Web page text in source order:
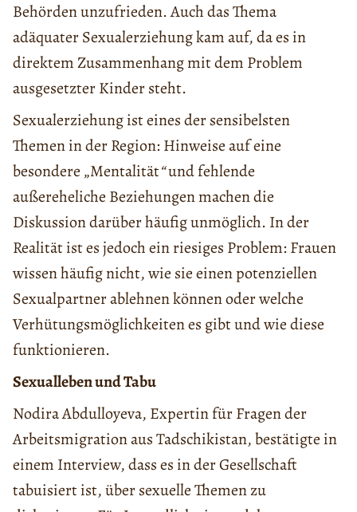
Behörden unzufrieden. Auch das Thema
adäquater Sexualerziehung kam auf, da es in
direktem Zusammenhang mit dem Problem
ausgesetzter Kinder steht.
Sexualerziehung ist eines der sensibelsten
Themen in der Region: Hinweise auf eine
besondere „Mentalität“und fehlende
außereheliche Beziehungen machen die
Diskussion darüber häufig unmöglich. In der
Realität ist es jedoch ein riesiges Problem: Frauen
wissen häufig nicht, wie sie einen potenziellen
Sexualpartner ablehnen können oder welche
Verhütungsmöglichkeiten es gibt und wie diese
funktionieren.
Sexualleben und Tabu
Nodira Abdulloyeva, Expertin für Fragen der
Arbeitsmigration aus Tadschikistan, bestätigte in
einem Interview, dass es in der Gesellschaft
tabuisiert ist, über sexuelle Themen zu